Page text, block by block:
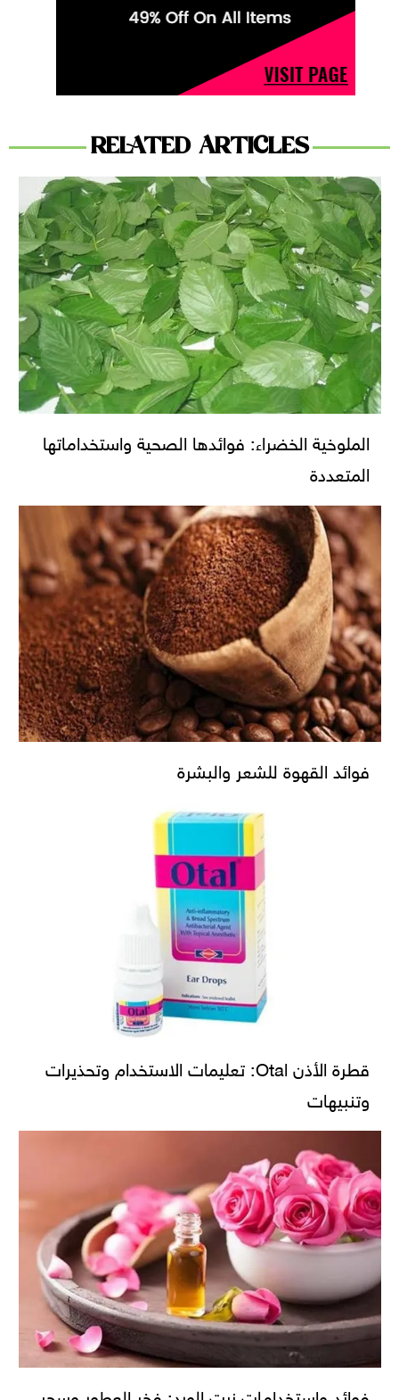
RELATED ARTICLES
الملوخية الخضراء: فوائدها الصحية واستخداماتها
المتعددة
فوائد القهوة للشعر والبشرة
قطرة الأذن Otal: تعليمات الاستخدام وتحذيرات
وتنبيهات